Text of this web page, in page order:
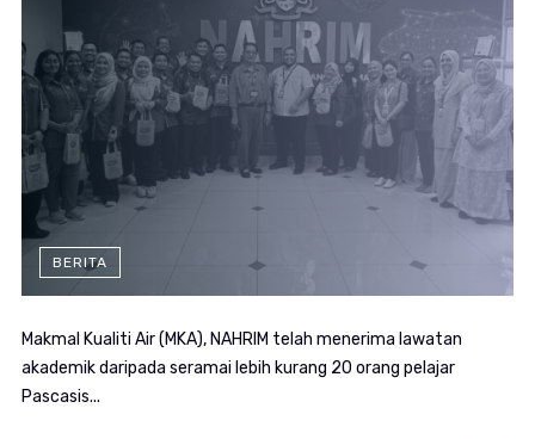
BERITA
Makmal Kualiti Air (MKA), NAHRIM telah menerima lawatan
akademik daripada seramai lebih kurang 20 orang pelajar
Pascasis...